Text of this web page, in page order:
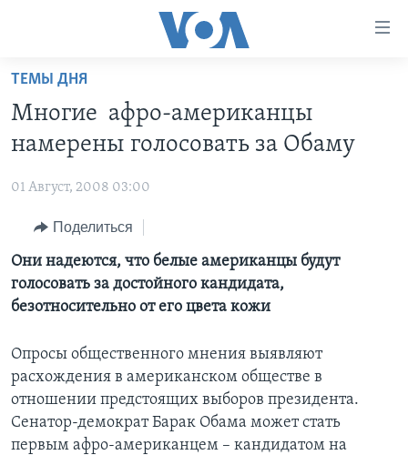
Перейти
основной
контент
навигации
Перейти
поиск
НОВОСТИ ЗА МИНУТУ
ИТОГИ
ПОЧЕМУ ЭТО ВАЖНО?
ДИСКУССИЯ VOA
НЬЮ-ЙОРК NEW YORK
АМЕРИКА. БОЛЬШОЕ ПУТЕШЕСТВИЕ
ПРОЕКТЫ
УЧИМ АНГЛИЙСКИЙ
НАША АМЕРИКАНСКАЯ ИСТОРИЯ
А КАК В АМЕРИКЕ?
ТЕСТЫ
ЭКСПЕРТИЗА
ИНТЕРВЬЮ
ФАКТЫ ПРОТИВ ФЕЙКОВ
ЗА СВОБОДУ ПРЕССЫ
ВИДЕО
ПОДПИСКА НА НОВОСТИ
Learning English
ТЕМЫ ДНЯ
Многие афро-американцы
намерены голосовать за Обаму
01 Август, 2008 03:00
Поделиться
Они надеются, что белые американцы будут
голосовать за достойного кандидата,
безотносительно от его цвета кожи
Опросы общественного мнения выявляют
расхождения в американском обществе в
отношении предстоящих выборов президента.
Сенатор-демократ Барак Обама может стать
первым афро-американцем – кандидатом на